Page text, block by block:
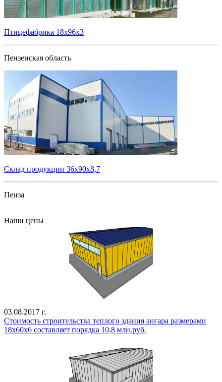
Птицефабрика 18х96х3
Пензенская область
Склад продукции 36х90х8,7
Пенза
Наши цены
03.08.2017 г.
Стоимость строительства теплого здания ангара размерами
18х60х6 составляет порядка 10,8 млн.руб.